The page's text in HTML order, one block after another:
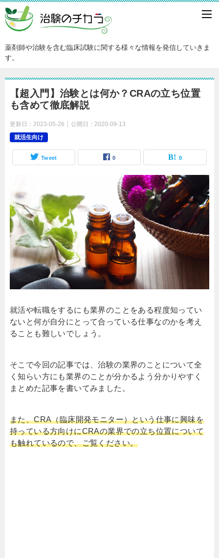
薬剤師や治験を含む臨床試験に関する様々な情報を発信していきま
す。
【超入門】治験とは何か？CRAの立ち位置
も含めて徹底解説
更新日： 2023-05-26 公開日： 2020-09-13
就活生向け
Tweet 0 0
就活や転職をするにも業界のことをある程度知ってい
ないと何が自分にとって合っている仕事なのかを考え
ることも難しいでしょう。
そこで今回の記事では、治験の業界のことについて全
く知らい方にも業界のことが分かるよう分かりやすく
まとめた記事を書いてみました。
また、CRA（臨床開発モニター）という仕事に興味を
持っている方向けにCRAの業界での立ち位置について
も触れているので、ご覧ください。